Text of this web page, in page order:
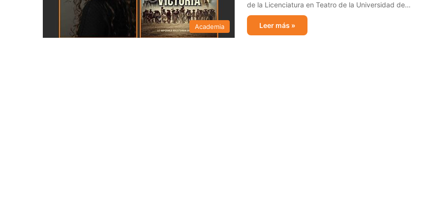
Academia
de la Licenciatura en Teatro de la Universidad de…
Leer más »